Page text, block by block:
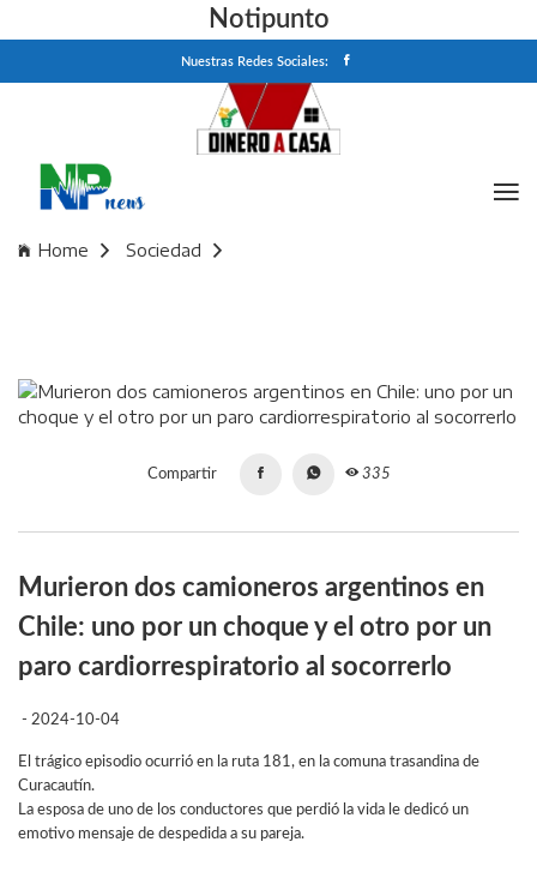
Notipunto
Nuestras Redes Sociales:
Home
Sociedad
Compartir 335
Murieron dos camioneros argentinos en
Chile: uno por un choque y el otro por un
paro cardiorrespiratorio al socorrerlo
- 2024-10-04
El trágico episodio ocurrió en la ruta 181, en la comuna trasandina de
Curacautín.
La esposa de uno de los conductores que perdió la vida le dedicó un
emotivo mensaje de despedida a su pareja.